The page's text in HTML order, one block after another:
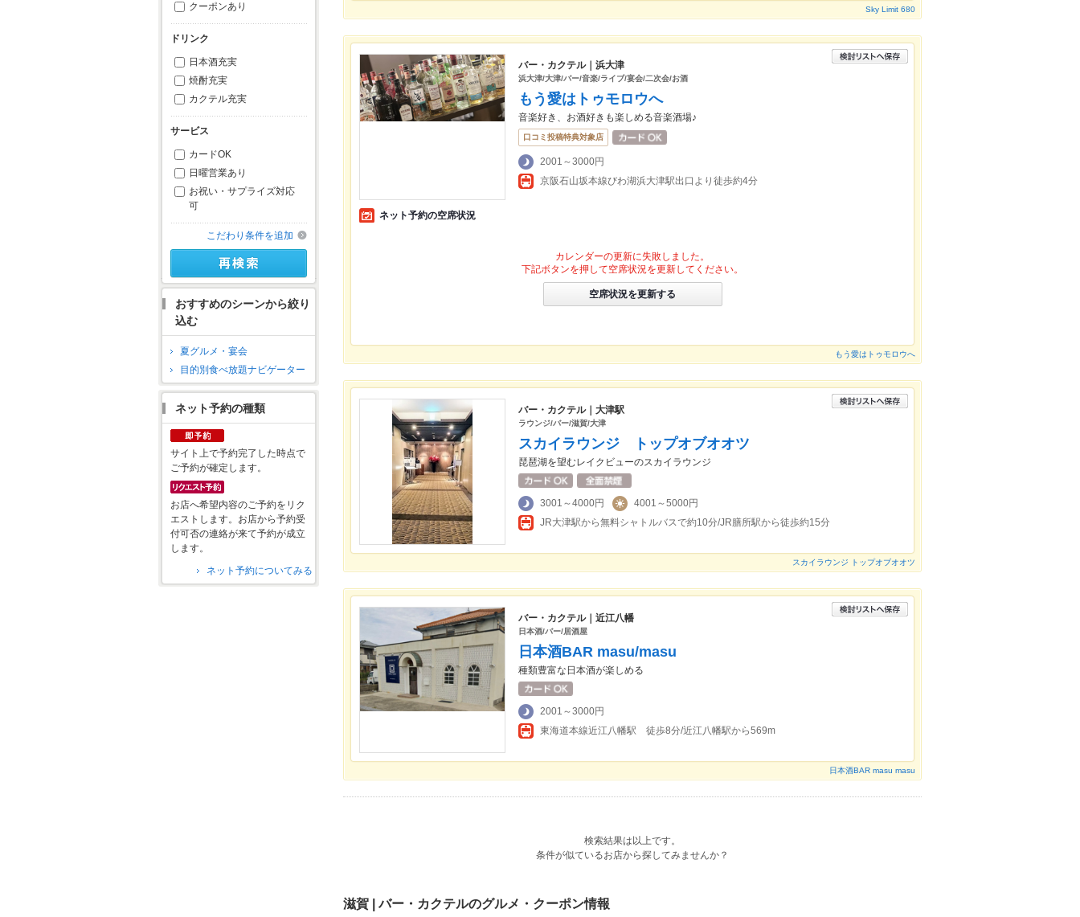
クーポンあり
ドリンク
日本酒充実
焼酎充実
カクテル充実
サービス
カードOK
日曜営業あり
お祝い・サプライズ対応
可
こだわり条件を追加
おすすめのシーンから絞り
込む
夏グルメ・宴会
目的別食べ放題ナビゲーター
ネット予約の種類
サイト上で予約完了した時点で
ご予約が確定します。
お店へ希望内容のご予約をリク
エストします。お店から予約受
付可否の連絡が来て予約が成立
します。
ネット予約についてみる
Sky Limit 680
バー・カクテル｜浜大津
浜大津/大津/バー/音楽/ライブ/宴会/二次会/お酒
もう愛はトゥモロウへ
音楽好き、お酒好きも楽しめる音楽酒場♪
口コミ投稿特典対象店
2001～3000円
京阪石山坂本線びわ湖浜大津駅出口より徒歩約4分
ネット予約の空席状況
カレンダーの更新に失敗しました。
下記ボタンを押して空席状況を更新してください。
空席状況を更新する
もう愛はトゥモロウへ
バー・カクテル｜大津駅
ラウンジ/バー/滋賀/大津
スカイラウンジ トップオブオオツ
琵琶湖を望むレイクビューのスカイラウンジ
3001～4000円
4001～5000円
JR大津駅から無料シャトルバスで約10分/JR膳所駅から徒歩約15分
スカイラウンジ トップオブオオツ
バー・カクテル｜近江八幡
日本酒/バー/居酒屋
日本酒BAR masu/masu
種類豊富な日本酒が楽しめる
2001～3000円
東海道本線近江八幡駅 徒歩8分/近江八幡駅から569m
日本酒BAR masu masu
検索結果は以上です。
条件が似ているお店から探してみませんか？
滋賀 | バー・カクテルのグルメ・クーポン情報